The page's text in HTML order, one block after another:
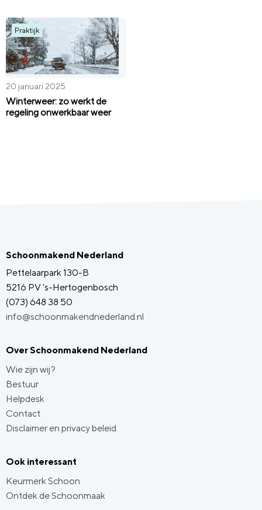
Praktijk
20 januari 2025
Winterweer: zo werkt de
regeling onwerkbaar weer
Schoonmakend Nederland
Pettelaarpark 130-B
5216 PV 's-Hertogenbosch
(073) 648 38 50
info@schoonmakendnederland.nl
Over Schoonmakend Nederland
Wie zijn wij?
Bestuur
Helpdesk
Contact
Disclaimer en privacy beleid
Ook interessant
Keurmerk Schoon
Ontdek de Schoonmaak